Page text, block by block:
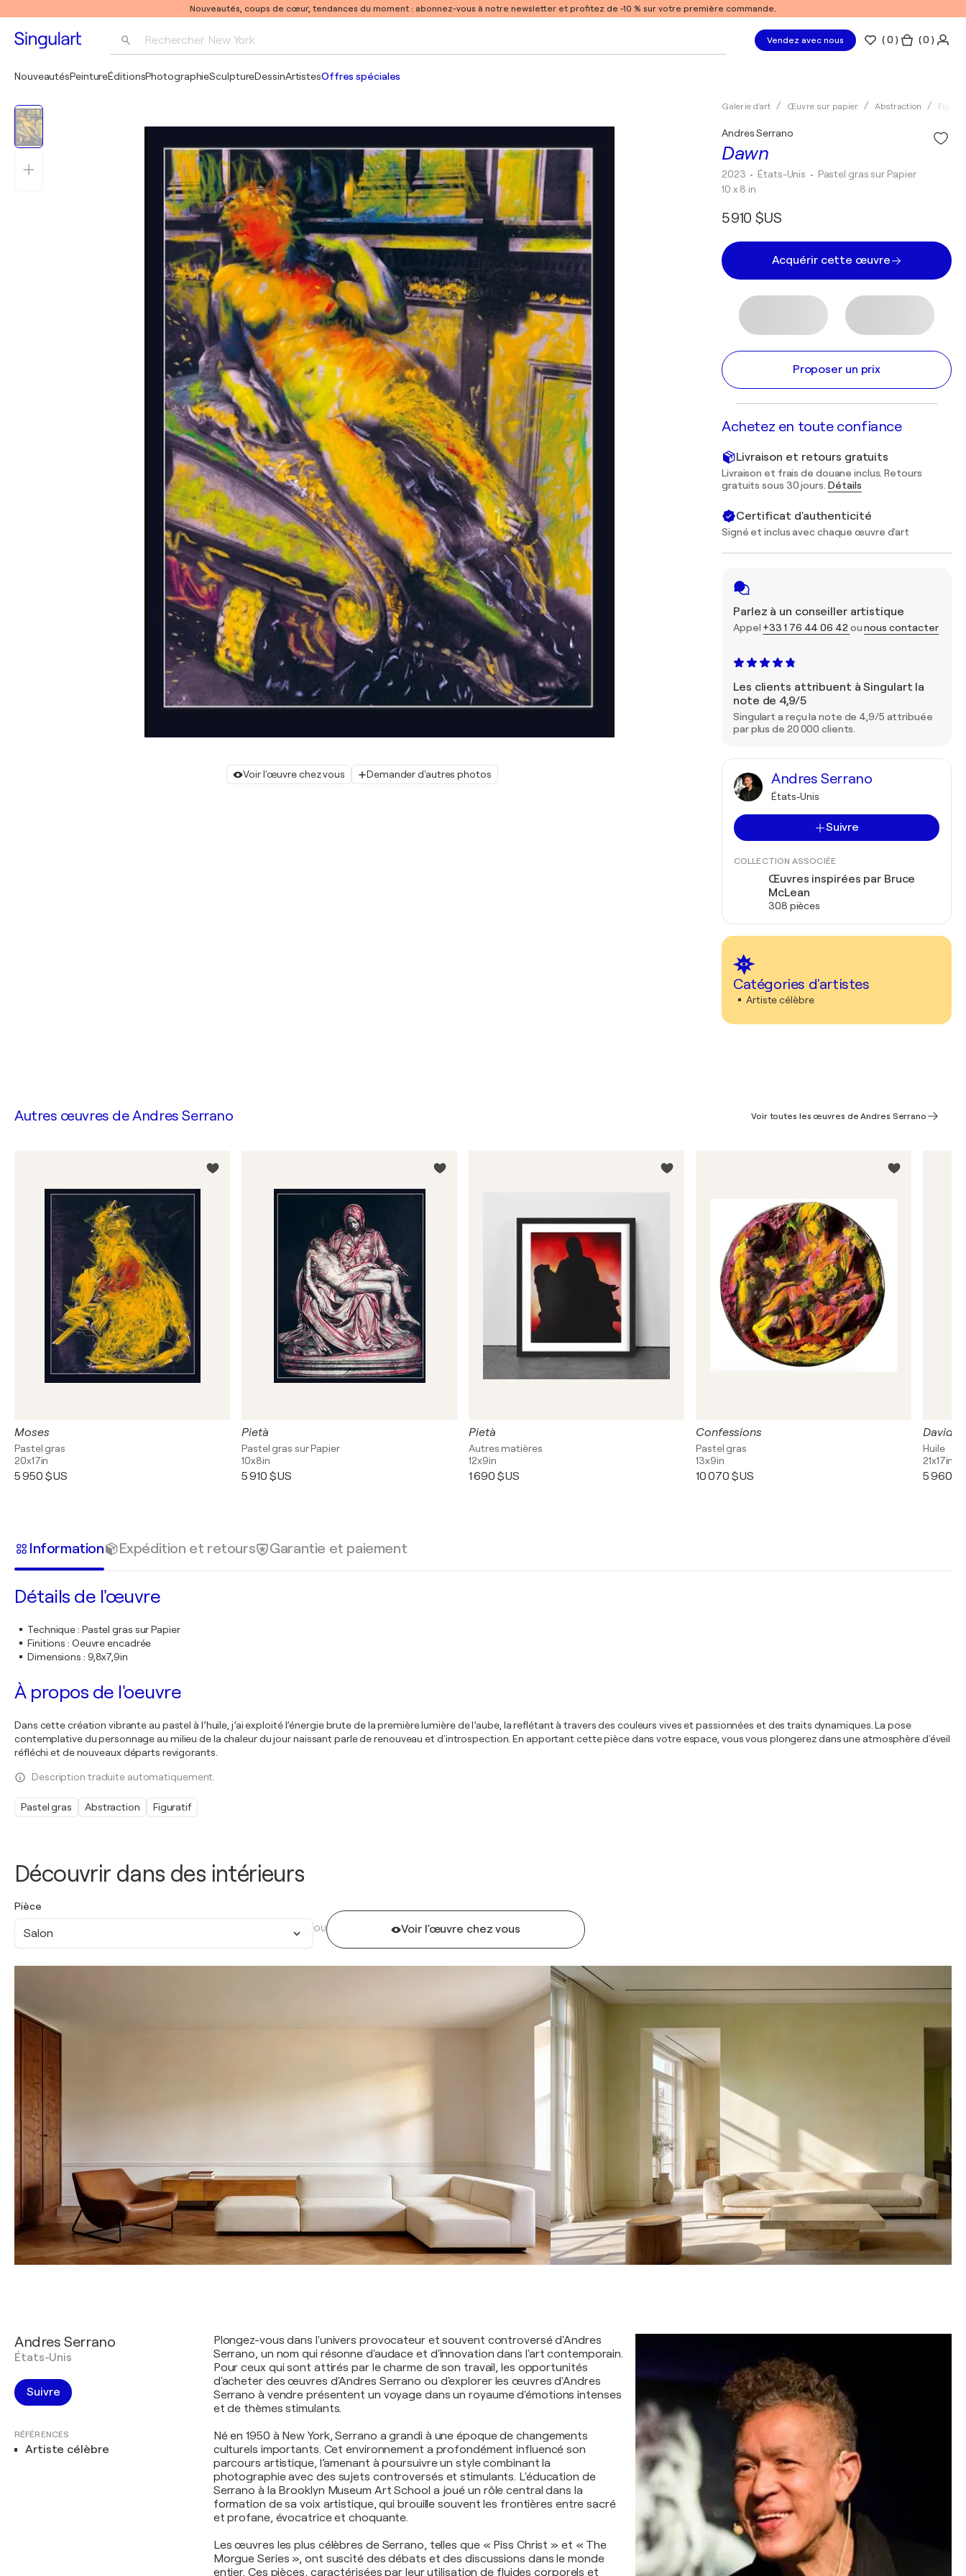
Nouveautés, coups de cœur, tendances du moment : abonnez-vous à notre newsletter et profitez de -10 % sur votre première commande.
Rechercher New York
Pablo Picasso
Vendez avec nous (0 ) ( 0 )
NouveautésPeintureÉditionsPhotographieSculptureDessinArtistesOffres spéciales
Voir l'œuvre chez vous Demander d'autres photos
Galerie d'art Œuvre sur papier Abstraction
Dawn
Andres Serrano
2023 • États-Unis • Pastel gras sur Papier
10 x 8 in
5 910 $US
Acquérir cette œuvre
Proposer un prix
Achetez en toute confiance
Livraison et retours gratuits
Livraison et frais de douane inclus. Retours
gratuits sous 30 jours. Détails
Certificat d'authenticité
Signé et inclus avec chaque œuvre d'art
Parlez à un conseiller artistique
Appel +33 1 76 44 06 42 ounous contacter
Les clients attribuent à Singulart la
note de 4,9/5
Singulart a reçu la note de 4,9/5 attribuée
par plus de 20 000 clients.
Andres Serrano
États-Unis
Suivre
COLLECTION ASSOCIÉE
Œuvres inspirées par Bruce
McLean
308 pièces
Catégories d'artistes
Artiste célèbre
Découvrir dans des intérieurs
Pièce
Salon OU Voir l'œuvre chez vous
Autres œuvres deAndres Serrano Voir toutes les œuvres de Andres Serrano
Moses
Pastel gras
20x17in
5 950 $US
Pietà
Pastel gras sur Papier
10x8in
5 910 $US
Pietà
Autres matières
12x9in
1 690 $US
Confessions
Pastel gras
13x9in
10 070 $US
David
Huile
21x17in
5 960
Information Expédition et retours Garantie et paiement
Détails de l'œuvre
Technique: Pastel gras sur Papier
Finitions : Oeuvre encadrée
Dimensions : 9,8x7,9in
À propos de l'oeuvre
Dans cette création vibrante au pastel à l’huile, j’ai exploité l’énergie brute de la première lumière de l’aube, la reflétant à travers des couleurs vives et passionnées et des traits dynamiques. La pose
contemplative du personnage au milieu de la chaleur du jour naissant parle de renouveau et d'introspection. En apportant cette pièce dans votre espace, vous vous plongerez dans une atmosphère d'éveil
réfléchi et de nouveaux départs revigorants.
Description traduite automatiquement.
Pastel gras Abstraction Figuratif
Andres Serrano
États-Unis
Suivre
RÉFÉRENCES
Artiste célèbre
Plongez-vous dans l'univers provocateur et souvent controversé d'Andres
Serrano, un nom qui résonne d'audace et d'innovation dans l'art contemporain.
Pour ceux qui sont attirés par le charme de son travail, les opportunités
d'acheter des œuvres d'Andres Serrano ou d'explorer les œuvres d'Andres
Serrano à vendre présentent un voyage dans un royaume d'émotions intenses
et de thèmes stimulants.
Né en 1950 à New York, Serrano a grandi à une époque de changements
culturels importants. Cet environnement a profondément influencé son
parcours artistique, l’amenant à poursuivre un style combinant la
photographie avec des sujets controversés et stimulants. L'éducation de
Serrano à la Brooklyn Museum Art School a joué un rôle central dans la
formation de sa voix artistique, qui brouille souvent les frontières entre sacré
et profane, évocatrice et choquante.
Les œuvres les plus célèbres de Serrano, telles que « Piss Christ » et « The
Morgue Series », ont suscité des débats et des discussions dans le monde
entier. Ces pièces, caractérisées par leur utilisation de fluides corporels et